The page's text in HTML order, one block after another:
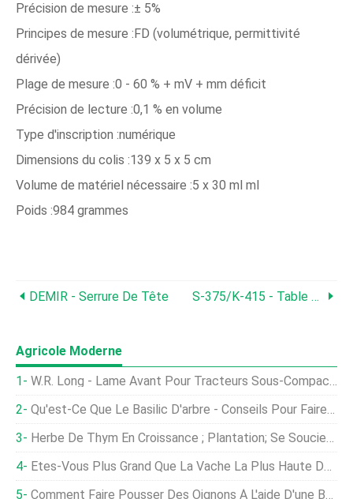
Précision de mesure :± 5%
Principes de mesure :FD (volumétrique, permittivité
dérivée)
Plage de mesure :0 - 60 % + mV + mm déficit
Précision de lecture :0,1 % en volume
Type d'inscription :numérique
Dimensions du colis :139 x 5 x 5 cm
Volume de matériel nécessaire :5 x 30 ml ml
Poids :984 grammes
DEMIR - Serrure De Tête S-375/K-415 - Table De Chargement De Bûches Pour Bûches
Agricole Moderne
W.R. Long - Lame Avant Pour Tracteurs Sous-Compacts Jusqu'à 50 Ch
Qu'est-Ce Que Le Basilic D'arbre - Conseils Pour Faire Pousser Du Basilic D'arbre Dans Le Jardin
Herbe De Thym En Croissance ; Plantation; Se Soucier; Récolte
Êtes-Vous Plus Grand Que La Vache La Plus Haute Du Monde ?
Comment Faire Pousser Des Oignons À L'aide D'une Boîte À Œufs